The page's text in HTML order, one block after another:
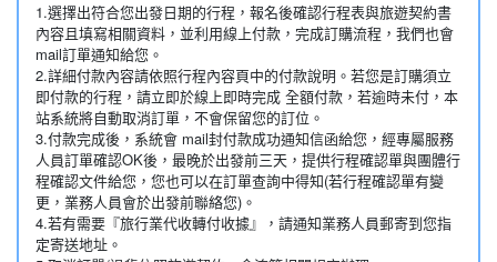
1.選擇出符合您出發日期的行程，報名後確認行程表與旅遊契約書
內容且填寫相關資料，並利用線上付款，完成訂購流程，我們也會
mail訂單通知給您。
2.詳細付款內容請依照行程內容頁中的付款說明。若您是訂購須立
即付款的行程，請立即於線上即時完成 全額付款，若逾時未付，本
站系統將自動取消訂單，不會保留您的訂位。
3.付款完成後，系統會 mail封付款成功通知信函給您，經專屬服務
人員訂單確認OK後，最晚於出發前三天，提供行程確認單與團體行
程確認文件給您，您也可以在訂單查詢中得知(若行程確認單有變
更，業務人員會於出發前聯絡您)。
4.若有需要『旅行業代收轉付收據』，請通知業務人員郵寄到您指
定寄送地址。